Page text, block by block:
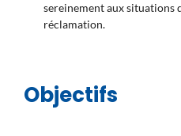
sereinement aux situations
réclamation.
Objectifs